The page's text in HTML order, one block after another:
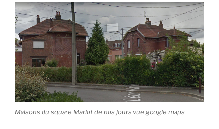
Maisons du square Marlot de nos jours vue google maps